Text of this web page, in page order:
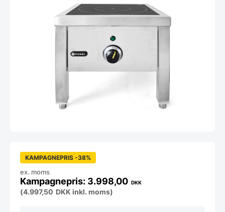
KAMPAGNEPRIS -38%
3.998,00 DKK
ex. moms
(4.997,50 DKK inkl. moms)